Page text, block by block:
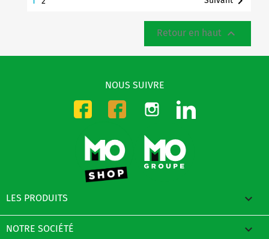
Retour en haut 
NOUS SUIVRE
Facebook-CMOFacebook-DMO
Instagram
LES PRODUITS 
NOTRE SOCIÉTÉ 